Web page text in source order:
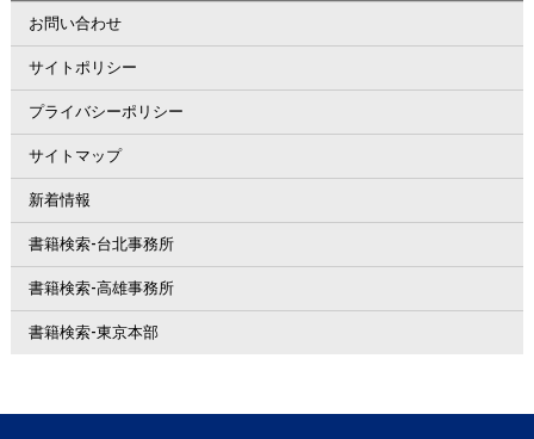
お問い合わせ
サイトポリシー
プライバシーポリシー
サイトマップ
新着情報
書籍検索-台北事務所
書籍検索-高雄事務所
書籍検索-東京本部